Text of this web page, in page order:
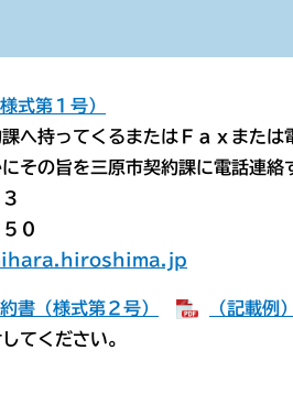
式第１号）
持ってくるまたはＦａｘまたは
その旨を三原市契約課に電話連絡
０
書（様式第２号）
（記載例）
てください。